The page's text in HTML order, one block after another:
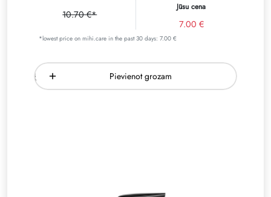
10.70 €*
Jūsu cena
7.00 €
*lowest price on mihi.care in the past 30 days: 7.00 €
Pievienot grozam